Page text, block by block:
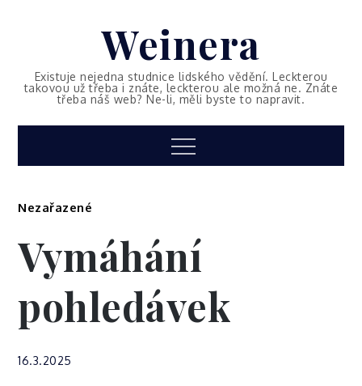
Weinera
Existuje nejedna studnice lidského vědění. Leckterou
takovou už třeba i znáte, leckterou ale možná ne. Znáte
třeba náš web? Ne-li, měli byste to napravit.
Menu
Nezařazené
Vymáhání
pohledávek
16.3.2025